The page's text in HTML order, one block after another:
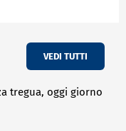
VEDI TUTTI
tregua, oggi giorno